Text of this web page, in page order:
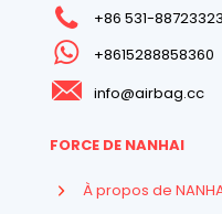
+86 531-88723323
+8615288858360
info@airbag.cc
FORCE DE NANHAI
À propos de